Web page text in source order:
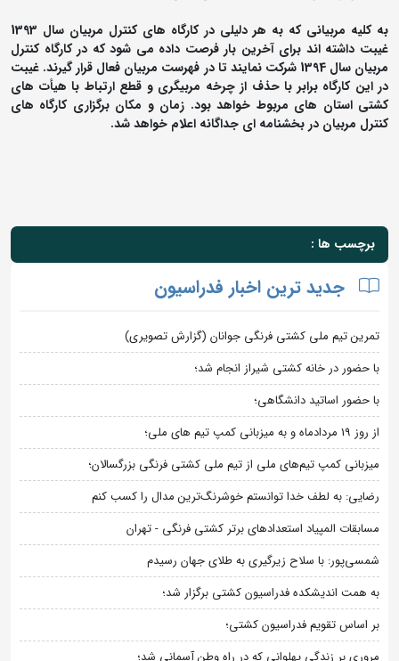
به کلیه مربیانی که به هر دلیلی در کارگاه های کنترل مربیان سال 1393
غیبت داشته اند برای آخرین بار فرصت داده می شود که در کارگاه کنترل
مربیان سال 1394 شرکت نمایند تا در فهرست مربیان فعال قرار گیرند. غیبت
در این کارگاه برابر با حذف از چرخه مربیگری و قطع ارتباط با هیأت های
کشتی استان های مربوط خواهد بود. زمان و مکان برگزاری کارگاه های
کنترل مربیان در بخشنامه ای جداگانه اعلام خواهد شد.
برچسب ها :
جدید ترین اخبار فدراسیون
تمرین تیم ملی کشتی فرنگی جوانان (گزارش تصویری)
با حضور در خانه کشتی شیراز انجام شد؛
با حضور اساتید دانشگاهی؛
از روز 19 مردادماه و به میزبانی کمپ تیم های ملی؛
میزبانی کمپ تیم‌های ملی از تیم ملی کشتی فرنگی بزرگسالان؛
رضایی: به لطف خدا توانستم خوشرنگ‌ترین مدال را کسب کنم
مسابقات المپیاد استعدادهای برتر کشتی فرنگی - تهران
شمسی‌پور: با سلاح زیرگیری به طلای جهان رسیدم
به همت اندیشکده فدراسیون کشتی برگزار شد؛
بر اساس تقویم فدراسیون کشتی؛
مروری بر زندگی پهلوانی که در راه وطن آسمانی شد؛